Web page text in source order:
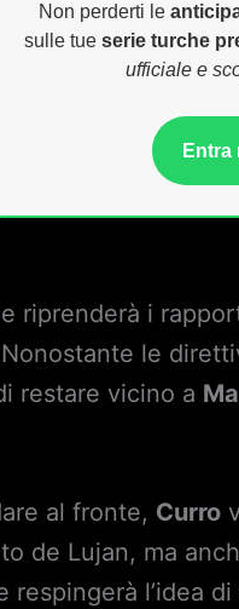
Non perderti le
sulle tue serie turche
ufficiale e
Entra
riprenderà i
le
restare vicino a
al fronte, Curro
de Lujan, ma
respingerà l’idea